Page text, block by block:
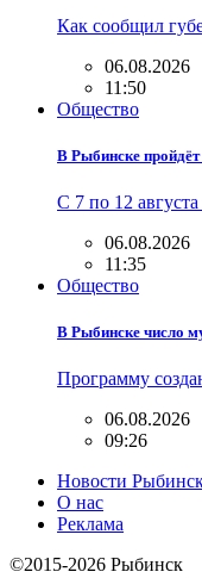
Как сообщил
06.08.2026
11:50
Общество
В Рыбинске
С 7 по 12
06.08.2026
11:35
Общество
В Рыбинске число
Программу
06.08.2026
09:26
Новости
О нас
Реклама
©2015-2026 Рыбинск